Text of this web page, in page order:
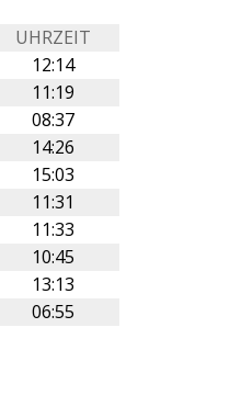
UHRZEIT
12:14
11:19
08:37
14:26
15:03
11:31
11:33
10:45
13:13
06:55